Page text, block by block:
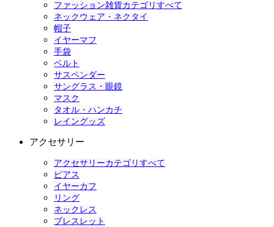
ファッション雑貨カテゴリすべて
ネックウェア・ネクタイ
帽子
イヤーマフ
手袋
ベルト
サスペンダー
サングラス・眼鏡
マスク
タオル・ハンカチ
レイングッズ
アクセサリー
アクセサリーカテゴリすべて
ピアス
イヤーカフ
リング
ネックレス
ブレスレット